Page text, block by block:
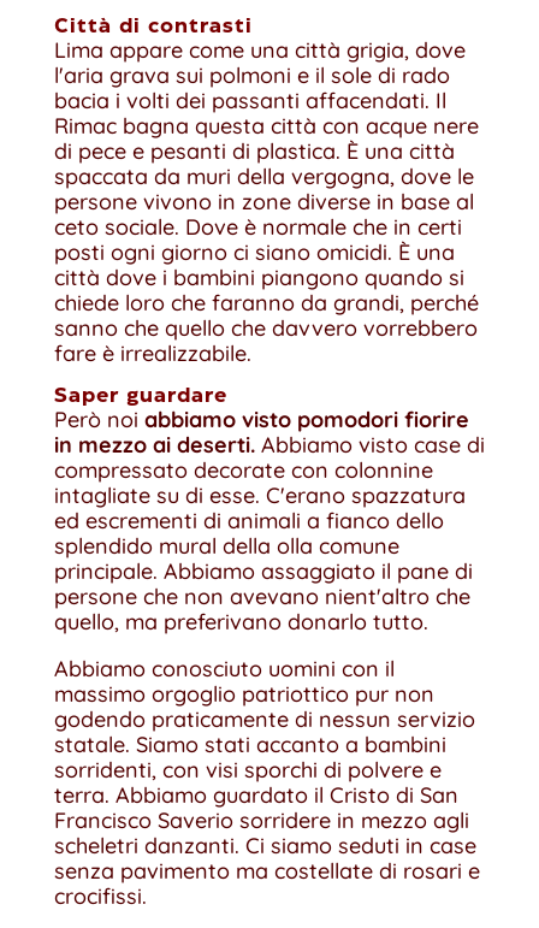
Città di contrasti
Lima appare come una città grigia, dove
l'aria grava sui polmoni e il sole di rado
bacia i volti dei passanti affacendati. Il
Rimac bagna questa città con acque nere
di pece e pesanti di plastica. È una città
spaccata da muri della vergogna, dove le
persone vivono in zone diverse in base al
ceto sociale. Dove è normale che in certi
posti ogni giorno ci siano omicidi. È una
città dove i bambini piangono quando si
chiede loro che faranno da grandi, perché
sanno che quello che davvero vorrebbero
fare è irrealizzabile.
Saper guardare
Però noi abbiamo visto pomodori fiorire
in mezzo ai deserti.Abbiamo visto case di
compressato decorate con colonnine
intagliate su di esse. C'erano spazzatura
ed escrementi di animali a fianco dello
splendido mural della olla comune
principale. Abbiamo assaggiato il pane di
persone che non avevano nient'altro che
quello, ma preferivano donarlo tutto.
Abbiamo conosciuto uomini con il
massimo orgoglio patriottico pur non
godendo praticamente di nessun servizio
statale. Siamo stati accanto a bambini
sorridenti, con visi sporchi di polvere e
terra. Abbiamo guardato il Cristo di San
Francisco Saverio sorridere in mezzo agli
scheletri danzanti. Ci siamo seduti in case
senza pavimento ma costellate di rosari e
crocifissi.